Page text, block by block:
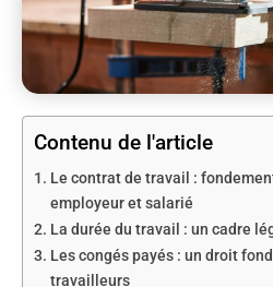
Contenu de l'article
Le contrat de travail :
employeur et salarié
La durée du travail : un cadre
Les congés payés : un droit
travailleurs